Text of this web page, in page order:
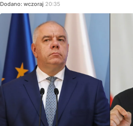
Dodano: wczoraj 20:35